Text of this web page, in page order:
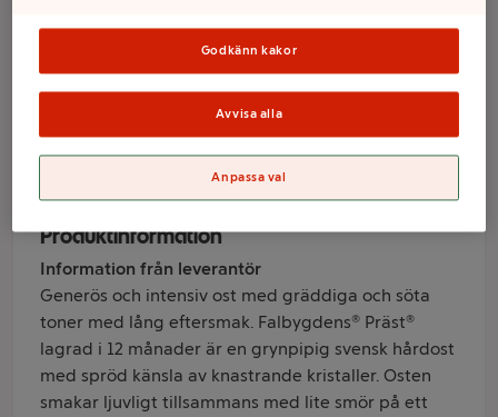
m ca 710 g
Falbygdens
Varumärke
Produktinformation
Information från leverantör
Generös och intensiv ost med gräddiga och söta
toner med lång eftersmak. Falbygdens® Präst®
lagrad i 12 månader är en grynpipig svensk hårdost
med spröd känsla av knastrande kristaller. Osten
smakar ljuvligt tillsammans med lite smör på ett
Godkänn kakor
Avvisa alla
Anpassa val